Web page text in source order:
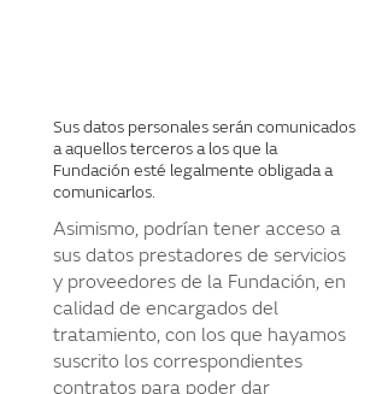
Sus datos personales serán comunicados
a aquellos terceros a los que la
Fundación esté legalmente obligada a
comunicarlos.
Asimismo, podrían tener acceso a
sus datos prestadores de servicios
y proveedores de la Fundación, en
calidad de encargados del
tratamiento, con los que hayamos
suscrito los correspondientes
contratos para poder dar